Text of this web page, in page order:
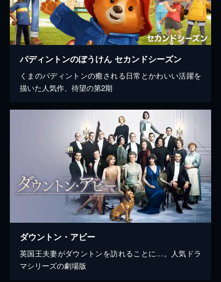
パディントンのぼうけん セカンドシーズン
くまのパディントンの癒される日常とかわいい活躍を
描いた人気作、待望の第2期
ダウントン・アビー
英国王夫妻がダウントンを訪れることに…。人気ドラ
マシリーズの劇場版